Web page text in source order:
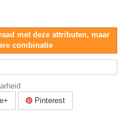
met deze attributen, maar
combinatie
Pinterest